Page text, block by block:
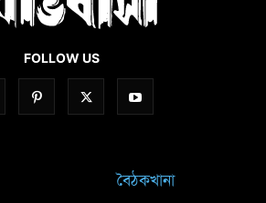
FOLLOW US
বৈঠকখানা